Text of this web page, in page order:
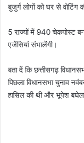
बुजुर्ग लोगों को घर से वोटिंग
5 राज्यों में 940 चेकपोस्ट
एजेंसियां संभालेंगी।
बता दें कि छत्तीसगढ़
पिछला विधानसभा चुनाव
हासिल की थी और भूपेश